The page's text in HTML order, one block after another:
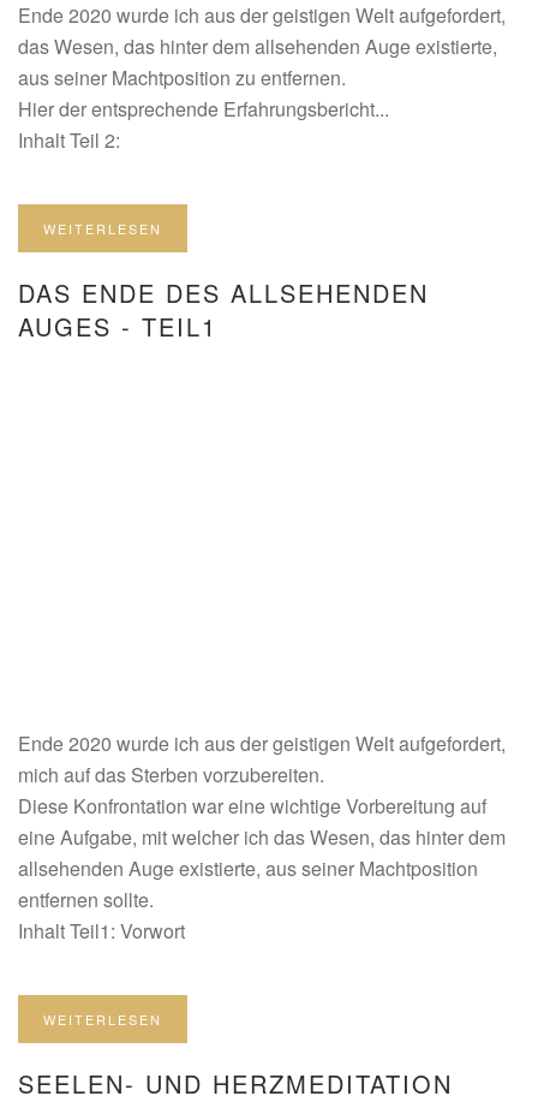
Ende 2020 wurde ich aus der geistigen Welt aufgefordert,
das Wesen, das hinter dem allsehenden Auge existierte,
aus seiner Machtposition zu entfernen.
Hier der entsprechende Erfahrungsbericht...
Inhalt Teil 2:
WEITERLESEN
DAS ENDE DES ALLSEHENDEN
AUGES - TEIL1
Ende 2020 wurde ich aus der geistigen Welt aufgefordert,
mich auf das Sterben vorzubereiten.
Diese Konfrontation war eine wichtige Vorbereitung auf
eine Aufgabe, mit welcher ich das Wesen, das hinter dem
allsehenden Auge existierte, aus seiner Machtposition
entfernen sollte.
Inhalt Teil1: Vorwort
WEITERLESEN
SEELEN- UND HERZMEDITATION